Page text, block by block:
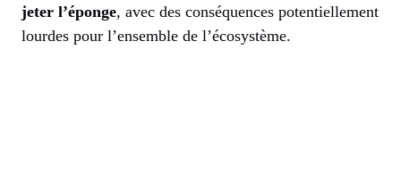
jeter l’éponge, avec des conséquences potentiellement
lourdes pour l’ensemble de l’écosystème.